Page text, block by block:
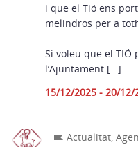
i que el Tió ens
melindros per a
Si voleu que el
l’Ajuntament […]
15/12/2025 - 20/12/
Actualitat,